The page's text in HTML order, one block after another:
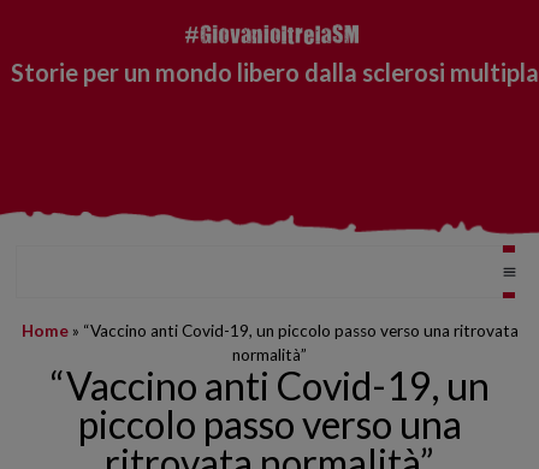
Storie per un mondo libero dalla sclerosi multipla
Home» “Vaccino anti Covid-19, un piccolo passo verso una ritrovata
normalità”
“Vaccino anti Covid-19, un
piccolo passo verso una